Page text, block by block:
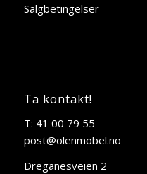
Salgbetingelser
Ta kontakt!
T: 41 00 79 55
post@olenmobel.no
Dreganesveien 2